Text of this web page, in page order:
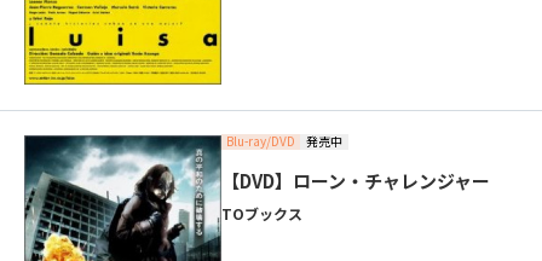
Blu-ray/DVD 発売中
【DVD】ローン・チャレンジャー
TOブックス